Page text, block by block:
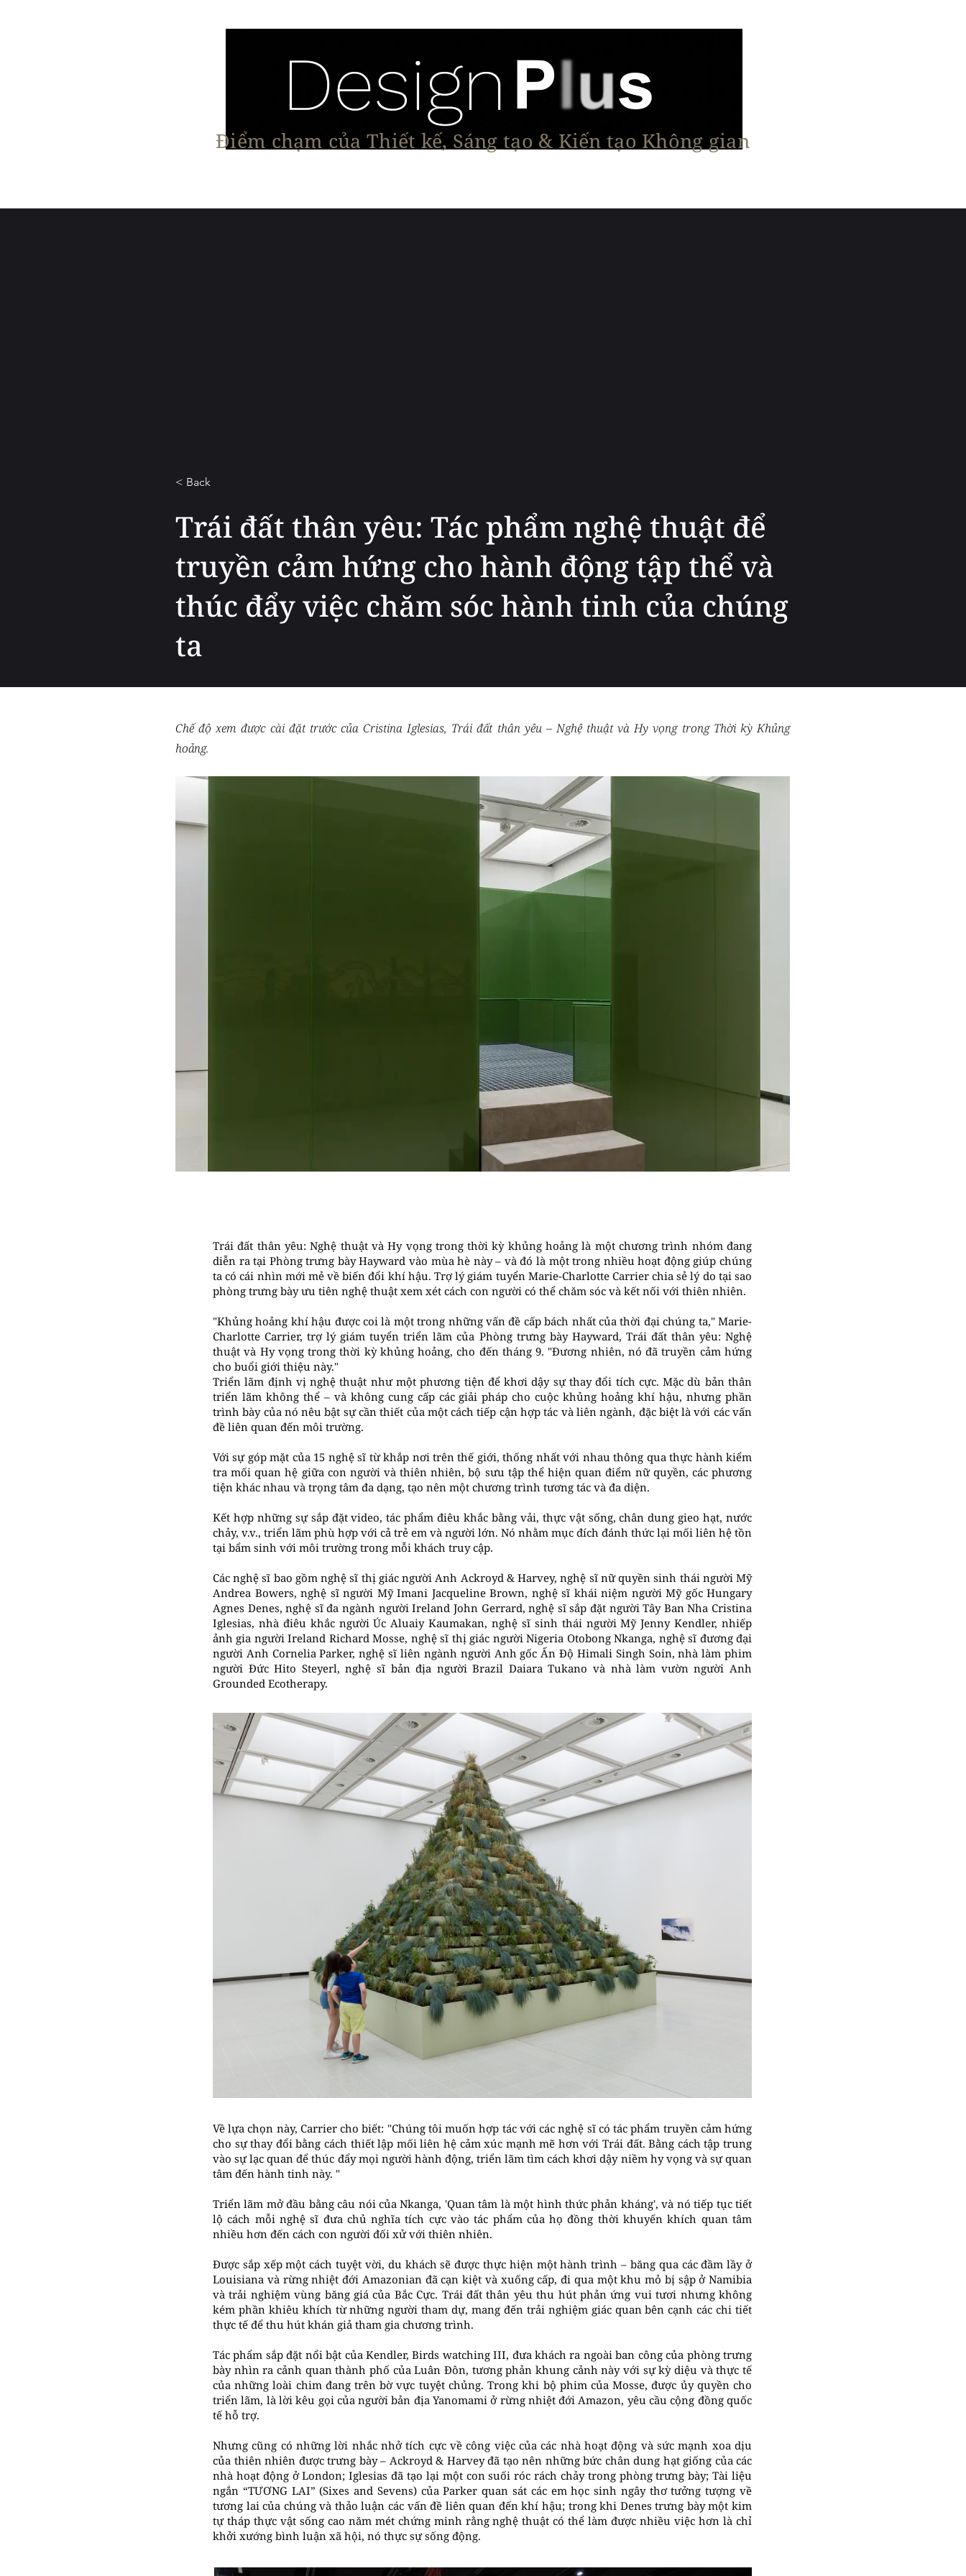
Điểm chạm của Thiết kế, Sáng tạo & Kiến tạo Không gian
< Back
Trái đất thân yêu: Tác phẩm nghệ thuật để
truyền cảm hứng cho hành động tập thể và
thúc đẩy việc chăm sóc hành tinh của chúng
ta
Chế độ xem được cài đặt trước của Cristina Iglesias, Trái đất thân yêu – Nghệ thuật và Hy vọng trong Thời kỳ Khủng
hoảng.
Trái đất thân yêu: Nghệ thuật và Hy vọng trong thời kỳ khủng hoảng là một chương trình nhóm đang
diễn ra tại Phòng trưng bày Hayward vào mùa hè này – và đó là một trong nhiều hoạt động giúp chúng
ta có cái nhìn mới mẻ về biến đổi khí hậu. Trợ lý giám tuyển Marie-Charlotte Carrier chia sẻ lý do tại sao
phòng trưng bày ưu tiên nghệ thuật xem xét cách con người có thể chăm sóc và kết nối với thiên nhiên.
"Khủng hoảng khí hậu được coi là một trong những vấn đề cấp bách nhất của thời đại chúng ta," Marie-
Charlotte Carrier, trợ lý giám tuyển triển lãm của Phòng trưng bày Hayward, Trái đất thân yêu: Nghệ
thuật và Hy vọng trong thời kỳ khủng hoảng, cho đến tháng 9. "Đương nhiên, nó đã truyền cảm hứng
cho buổi giới thiệu này."
Triển lãm định vị nghệ thuật như một phương tiện để khơi dậy sự thay đổi tích cực. Mặc dù bản thân
triển lãm không thể – và không cung cấp các giải pháp cho cuộc khủng hoảng khí hậu, nhưng phần
trình bày của nó nêu bật sự cần thiết của một cách tiếp cận hợp tác và liên ngành, đặc biệt là với các vấn
đề liên quan đến môi trường.
Với sự góp mặt của 15 nghệ sĩ từ khắp nơi trên thế giới, thống nhất với nhau thông qua thực hành kiểm
tra mối quan hệ giữa con người và thiên nhiên, bộ sưu tập thể hiện quan điểm nữ quyền, các phương
tiện khác nhau và trọng tâm đa dạng, tạo nên một chương trình tương tác và đa diện.
Kết hợp những sự sắp đặt video, tác phẩm điêu khắc bằng vải, thực vật sống, chân dung gieo hạt, nước
chảy, v.v., triển lãm phù hợp với cả trẻ em và người lớn. Nó nhằm mục đích đánh thức lại mối liên hệ tồn
tại bẩm sinh với môi trường trong mỗi khách truy cập.
Các nghệ sĩ bao gồm nghệ sĩ thị giác người Anh Ackroyd & Harvey, nghệ sĩ nữ quyền sinh thái người Mỹ
Andrea Bowers, nghệ sĩ người Mỹ Imani Jacqueline Brown, nghệ sĩ khái niệm người Mỹ gốc Hungary
Agnes Denes, nghệ sĩ đa ngành người Ireland John Gerrard, nghệ sĩ sắp đặt người Tây Ban Nha Cristina
Iglesias, nhà điêu khắc người Úc Aluaiy Kaumakan, nghệ sĩ sinh thái người Mỹ Jenny Kendler, nhiếp
ảnh gia người Ireland Richard Mosse, nghệ sĩ thị giác người Nigeria Otobong Nkanga, nghệ sĩ đương đại
người Anh Cornelia Parker, nghệ sĩ liên ngành người Anh gốc Ấn Độ Himali Singh Soin, nhà làm phim
người Đức Hito Steyerl, nghệ sĩ bản địa người Brazil Daiara Tukano và nhà làm vườn người Anh
Grounded Ecotherapy.
Về lựa chọn này, Carrier cho biết: "Chúng tôi muốn hợp tác với các nghệ sĩ có tác phẩm truyền cảm hứng
cho sự thay đổi bằng cách thiết lập mối liên hệ cảm xúc mạnh mẽ hơn với Trái đất. Bằng cách tập trung
vào sự lạc quan để thúc đẩy mọi người hành động, triển lãm tìm cách khơi dậy niềm hy vọng và sự quan
tâm đến hành tinh này. "
Triển lãm mở đầu bằng câu nói của Nkanga, 'Quan tâm là một hình thức phản kháng', và nó tiếp tục tiết
lộ cách mỗi nghệ sĩ đưa chủ nghĩa tích cực vào tác phẩm của họ đồng thời khuyến khích quan tâm
nhiều hơn đến cách con người đối xử với thiên nhiên.
Được sắp xếp một cách tuyệt vời, du khách sẽ được thực hiện một hành trình – băng qua các đầm lầy ở
Louisiana và rừng nhiệt đới Amazonian đã cạn kiệt và xuống cấp, đi qua một khu mỏ bị sập ở Namibia
và trải nghiệm vùng băng giá của Bắc Cực. Trái đất thân yêu thu hút phản ứng vui tươi nhưng không
kém phần khiêu khích từ những người tham dự, mang đến trải nghiệm giác quan bên cạnh các chi tiết
thực tế để thu hút khán giả tham gia chương trình.
Tác phẩm sắp đặt nổi bật của Kendler, Birds watching III, đưa khách ra ngoài ban công của phòng trưng
bày nhìn ra cảnh quan thành phố của Luân Đôn, tương phản khung cảnh này với sự kỳ diệu và thực tế
của những loài chim đang trên bờ vực tuyệt chủng. Trong khi bộ phim của Mosse, được ủy quyền cho
triển lãm, là lời kêu gọi của người bản địa Yanomami ở rừng nhiệt đới Amazon, yêu cầu cộng đồng quốc
tế hỗ trợ.
Nhưng cũng có những lời nhắc nhở tích cực về công việc của các nhà hoạt động và sức mạnh xoa dịu
của thiên nhiên được trưng bày – Ackroyd & Harvey đã tạo nên những bức chân dung hạt giống của các
nhà hoạt động ở London; Iglesias đã tạo lại một con suối róc rách chảy trong phòng trưng bày; Tài liệu
ngắn “TƯƠNG LAI” (Sixes and Sevens) của Parker quan sát các em học sinh ngây thơ tưởng tượng về
tương lai của chúng và thảo luận các vấn đề liên quan đến khí hậu; trong khi Denes trưng bày một kim
tự tháp thực vật sống cao năm mét chứng minh rằng nghệ thuật có thể làm được nhiều việc hơn là chỉ
khởi xướng bình luận xã hội, nó thực sự sống động.